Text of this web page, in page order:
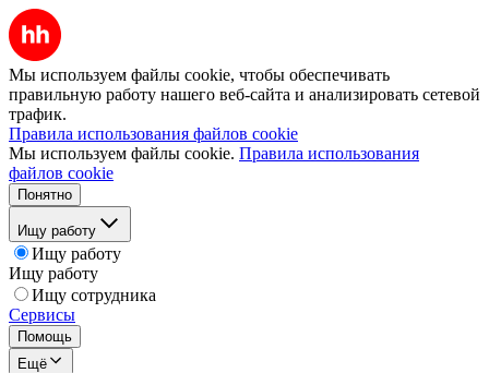
Мы используем файлы cookie, чтобы обеспечивать
правильную работу нашего веб-сайта и анализировать сетевой
трафик.
Правила использования файлов cookie
Мы используем файлы cookie. Правила использования
файлов cookie
Понятно
Ищу работу
Ищу работу
Ищу работу
Ищу сотрудника
Сервисы
Помощь
Ещё